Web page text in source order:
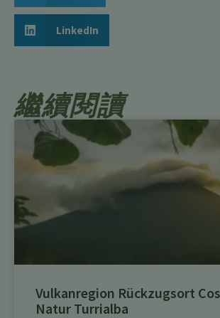
LinkedIn
繼續閱讀
Vulkanregion Rückzugsort
Natur Turrialba